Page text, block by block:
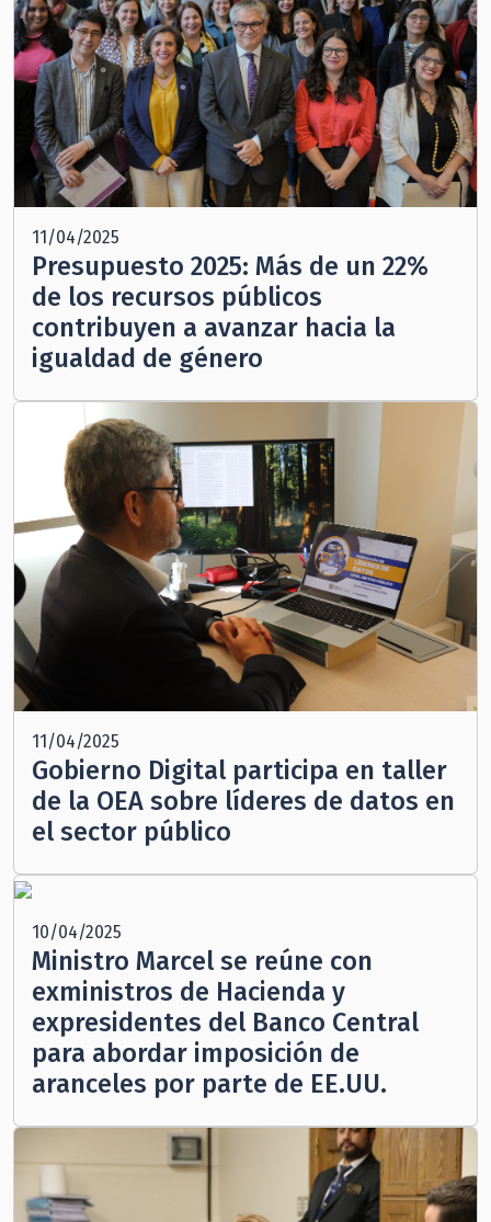
11/04/2025
Presupuesto 2025: Más de un 22%
de los recursos públicos
contribuyen a avanzar hacia la
igualdad de género
11/04/2025
Gobierno Digital participa en taller
de la OEA sobre líderes de datos en
el sector público
10/04/2025
Ministro Marcel se reúne con
exministros de Hacienda y
expresidentes del Banco Central
para abordar imposición de
aranceles por parte de EE.UU.